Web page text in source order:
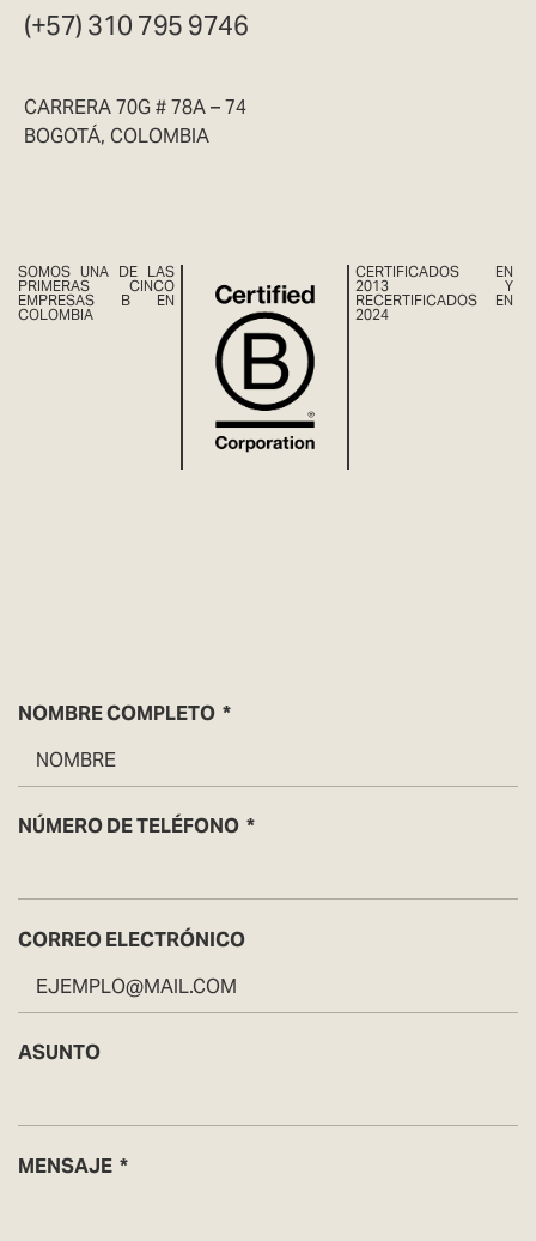
(+57) 310 795 9746
CARRERA 70G # 78A – 74
BOGOTÁ, COLOMBIA
SOMOS UNA DE LAS
PRIMERAS CINCO
EMPRESAS B EN
COLOMBIA
CERTIFICADOS EN
2013 Y
RECERTIFICADOS EN
2024
NOMBRE COMPLETO
NÚMERO DE TELÉFONO
CORREO ELECTRÓNICO
ASUNTO
MENSAJE